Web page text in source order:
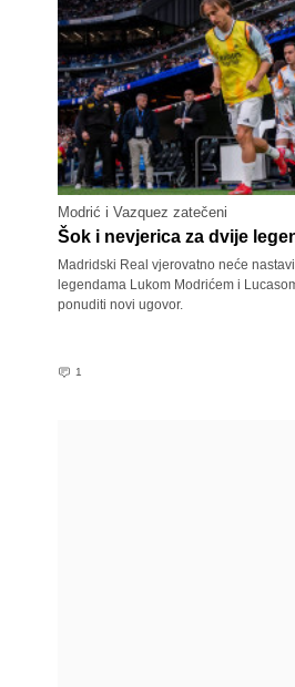
Modrić i Vazquez zatečeni
Šok i nevjerica za dvije
Madridski Real vjerovatno neće
legendama Lukom Modrićem i
ponuditi novi ugovor.
1